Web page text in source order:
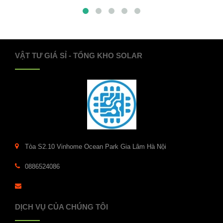
VẬT TƯ GIÁ SỈ - TỔNG KHO SOLAR
Tòa S2.10 Vinhome Ocean Park Gia Lâm Hà Nội
0886524086
DỊCH VỤ CỦA CHÚNG TÔI